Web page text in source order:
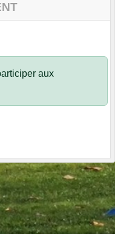
aux